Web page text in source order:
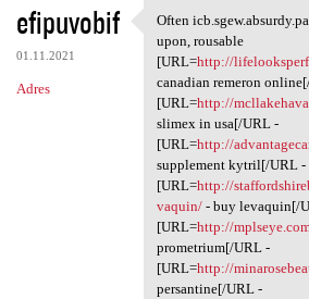
efipuvobif
01.11.2021
Adres
Often
Often
upon, rousable
[URL=http://
canadian remeron
[URL=http://
slimex in usa[/URL -
[URL=http://
supplement kytril[/URL -
[URL=http://
vaquin/- buy levaquin[/
[URL=http://
prometrium[/URL -
[URL=http://
persantine[/URL -